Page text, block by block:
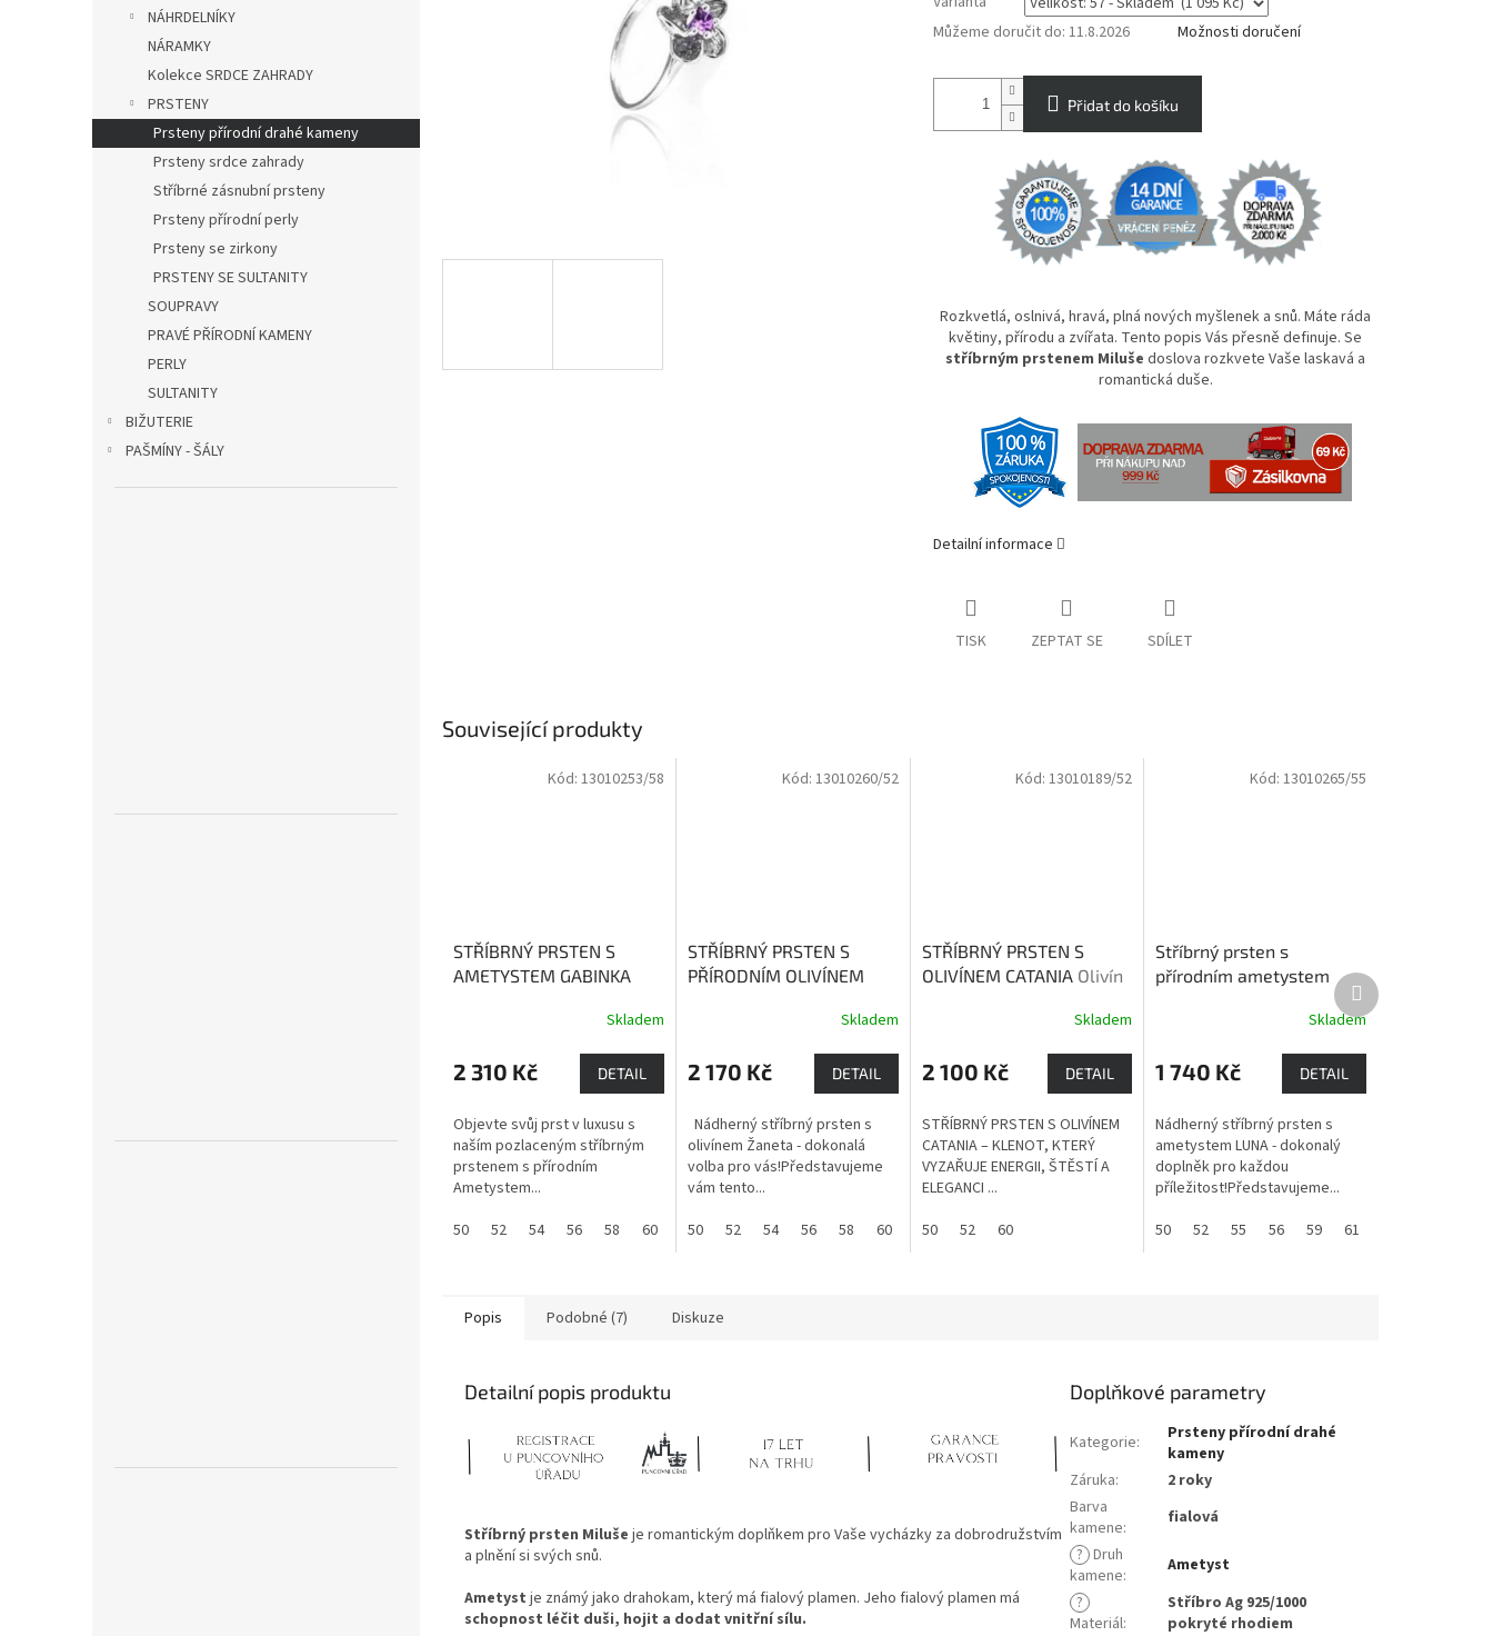
NÁHRDELNÍKY
NÁRAMKY
Kolekce SRDCE ZAHRADY
PRSTENY
Prsteny přírodní drahé kameny
Prsteny srdce zahrady
Stříbrné zásnubní prsteny
Prsteny přírodní perly
Prsteny se zirkony
PRSTENY SE SULTANITY
SOUPRAVY
PRAVÉ PŘÍRODNÍ KAMENY
PERLY
SULTANITY
BIŽUTERIE
PAŠMÍNY - ŠÁLY
Můžeme doručit do: 11.8.2026 Možnosti doručení
Přidat do košíku
Rozkvetlá, oslnivá, hravá, plná nových myšlenek a snů. Máte ráda
květiny, přírodu a zvířata. Tento popis Vás přesně definuje. Se
stříbrným prstenem Miluše doslova rozkvete Vaše laskavá a
romantická duše.
Detailní informace
TISK ZEPTAT SE SDÍLET
Související produkty
STŘÍBRNÝ PRSTEN S
AMETYSTEM GABINKA
Skladem
2 310 Kč DETAIL
Objevte svůj prst v luxusu s
naším pozlaceným stříbrným
prstenem s přírodním
Ametystem...
50
52 54 56 58 60 61
Kód: 13010253/58
STŘÍBRNÝ PRSTEN S
PŘÍRODNÍM OLIVÍNEM
Olivín vnáší rovnováhu a
Skladem
2 170 Kč DETAIL
Nádherný stříbrný prsten s
olivínem Žaneta - dokonalá
volba pro vás!Představujeme
vám tento...
50
52 54 56 58 60
Kód: 13010260/52
STŘÍBRNÝ PRSTEN S
OLIVÍNEM CATANIA Olivín
Skladem
2 100 Kč DETAIL
STŘÍBRNÝ PRSTEN S OLIVÍNEM
CATANIA – KLENOT, KTERÝ
VYZAŘUJE ENERGII, ŠTĚSTÍ A
ELEGANCI ...
50
52 60
Kód:13010189/52
Stříbrný prsten s
přírodním ametystem
Ametyst - mocný
kámen s ochrannou silou
Skladem
1 740 Kč DETAIL
Nádherný stříbrný prsten s
ametystem LUNA - dokonalý
doplněk pro každou
příležitost!Představujeme...
50
52 55 56 59 61
Kód: 13010265/55
Další
produkt
Popis Podobné (7) Diskuze
Detailní popis produktu
Stříbrný prsten Miluše je romantickým doplňkem pro Vaše vycházky za dobrodružstvím
a plnění si svých snů.
Ametyst je známý jako drahokam, který má fialový plamen. Jeho fialový plamen má
schopnost léčit duši, hojit a dodat vnitřní sílu.
Doplňkové parametry
Kategorie:
Prsteny přírodní drahé
kameny
Záruka:
2 roky
Barva
kamene:
fialová
? Druh
kamene:
Ametyst
?
Materiál:
Stříbro Ag 925/1000
pokryté rhodiem